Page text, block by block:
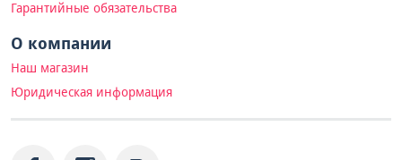
Гарантийные обязательства
О компании
Наш магазин
Юридическая информация